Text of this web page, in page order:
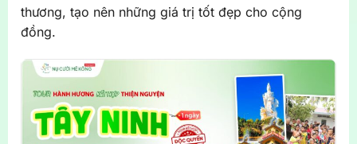
thương, tạo nên những giá trị tốt đẹp cho cộng
đồng.